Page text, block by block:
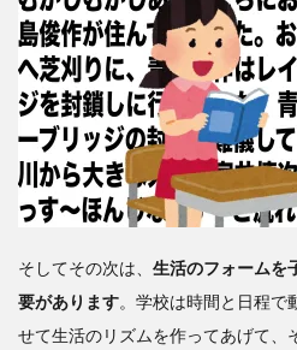
そしてその次は、 生活のフォームを
要があります。学校は時間と日程で
せて生活のリズムを作ってあげて、